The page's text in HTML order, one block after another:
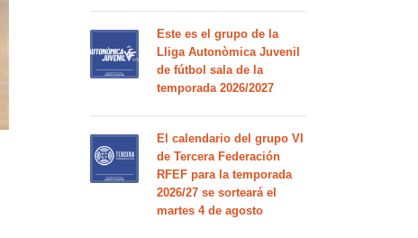
Este es el grupo de la
Lliga Autonòmica Juvenil
de fútbol sala de la
temporada 2026/2027
El calendario del grupo VI
de Tercera Federación
RFEF para la temporada
2026/27 se sorteará el
martes 4 de agosto